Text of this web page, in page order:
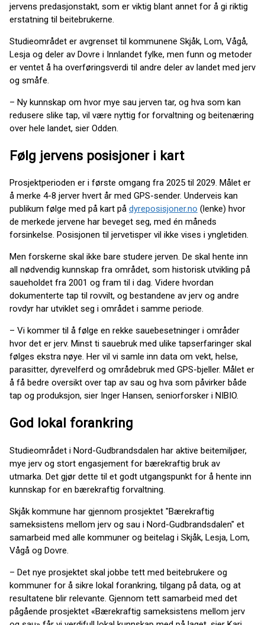
jervens predasjonstakt, som er viktig blant annet for å gi riktig
erstatning til beitebrukerne.
Studieområdet er avgrenset til kommunene Skjåk, Lom, Vågå,
Lesja og deler av Dovre i Innlandet fylke, men funn og metoder
er ventet å ha overføringsverdi til andre deler av landet med jerv
og småfe.
– Ny kunnskap om hvor mye sau jerven tar, og hva som kan
redusere slike tap, vil være nyttig for forvaltning og beitenæring
over hele landet, sier Odden.
Følg jervens posisjoner i kart
Prosjektperioden er i første omgang fra 2025 til 2029. Målet er
å merke 4-8 jerver hvert år med GPS-sender. Underveis kan
publikum følge med på kart på dyreposisjoner.no (lenke) hvor
de merkede jervene har beveget seg, med én måneds
forsinkelse. Posisjonen til jervetisper vil ikke vises i yngletiden.
Men forskerne skal ikke bare studere jerven. De skal hente inn
all nødvendig kunnskap fra området, som historisk utvikling på
saueholdet fra 2001 og fram til i dag. Videre hvordan
dokumenterte tap til rovvilt, og bestandene av jerv og andre
rovdyr har utviklet seg i området i samme periode.
– Vi kommer til å følge en rekke sauebesetninger i områder
hvor det er jerv. Minst ti sauebruk med ulike tapserfaringer skal
følges ekstra nøye. Her vil vi samle inn data om vekt, helse,
parasitter, dyrevelferd og områdebruk med GPS-bjeller. Målet er
å få bedre oversikt over tap av sau og hva som påvirker både
tap og produksjon, sier Inger Hansen, seniorforsker i NIBIO.
God lokal forankring
Studieområdet i Nord-Gudbrandsdalen har aktive beitemiljøer,
mye jerv og stort engasjement for bærekraftig bruk av
utmarka. Det gjør dette til et godt utgangspunkt for å hente inn
kunnskap for en bærekraftig forvaltning.
Skjåk kommune har gjennom prosjektet "Bærekraftig
sameksistens mellom jerv og sau i Nord-Gudbrandsdalen" et
samarbeid med alle kommuner og beitelag i Skjåk, Lesja, Lom,
Vågå og Dovre.
– Det nye prosjektet skal jobbe tett med beitebrukere og
kommuner for å sikre lokal forankring, tilgang på data, og at
resultatene blir relevante. Gjennom tett samarbeid med det
pågående prosjektet «Bærekraftig sameksistens mellom jerv